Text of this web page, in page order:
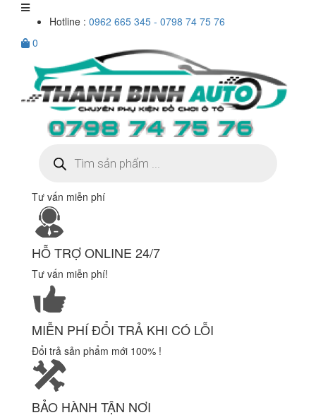
Hotline : 0962 665 345 - 0798 74 75 76
0
kiếm
sản
Tư vấn miễn phí
HỖ TRỢ ONLINE 24/7
Tư vấn miễn phí!
MIỄN PHÍ ĐỔI TRẢ KHI CÓ LỖI
Đổi trả sản phẩm mới 100% !
BẢO HÀNH TẬN NƠI